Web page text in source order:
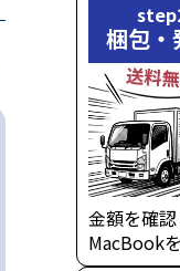
梱包・
金額を確
MacBook